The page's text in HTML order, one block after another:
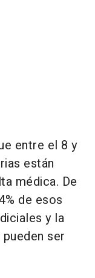
entre el 8 y
están
médica. De
de esos
y la
ser